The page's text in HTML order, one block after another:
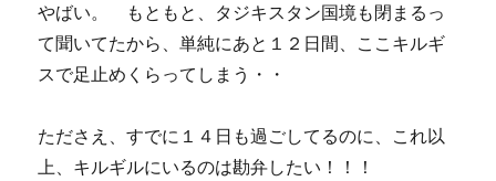
やばい。 もともと、タジキスタン国境も閉まるっ
て聞いてたから、単純にあと１２日間、ここキルギ
スで足止めくらってしまう・・
たださえ、すでに１４日も過ごしてるのに、これ以
上、キルギルにいるのは勘弁したい！！！